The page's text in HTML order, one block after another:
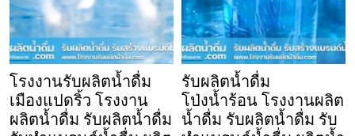
โรงงานรับผลิตน้ำดื่ม
เมืองแปดริ้ว โรงงาน
ผลิตน้ำดื่ม รับผลิตน้ำดื่ม
รับผลิตน้ำดื่ม
โป่งน้ำร้อน โรงงานผลิต
น้ำดื่ม รับผลิตน้ำดื่ม รับ